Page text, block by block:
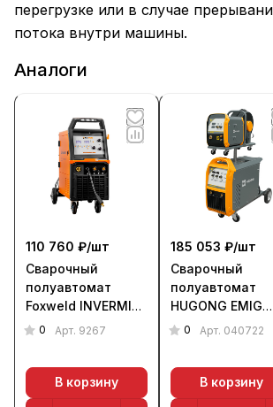
перегрузке или в случае
потока внутри машины.
Аналоги
110 760 ₽/шт
Сварочный
полуавтомат
Foxweld INVERMIG
351 SYN (380 В)
0 Арт. 9267
В корзину
185 053 ₽/шт
Сварочный
полуавтомат
HUGONG EMIG
350WE III (без
0 Арт. 040722
В корзину